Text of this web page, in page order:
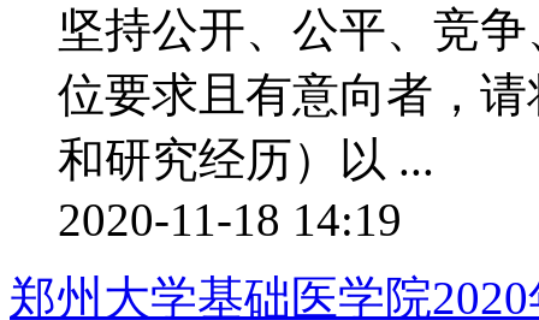
坚持公开、公平、竞
位要求且有意向者，
和研究经历）以 ...
2020-11-18 14:19
郑州大学基础医学院